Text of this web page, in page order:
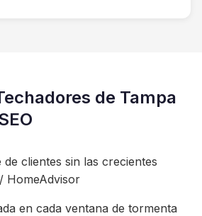
de Tampa
clientes sin las crecientes
HomeAdvisor
en cada ventana de tormenta